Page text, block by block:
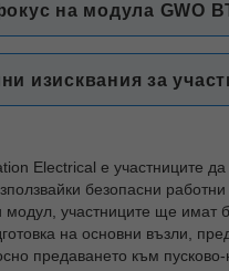
на модула GWO
изисквания за
Electrical е участниците
безопасни
участниците ще имат
на основни възли,
предаването към